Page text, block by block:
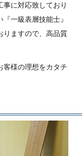
に対応致しており
一級表層技能士』
りますので、高品質
客様の理想をカタチ